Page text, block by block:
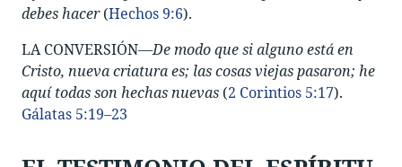
debes hacer(Hechos 9:6).
LA CONVERSIÓN—De modo que si alguno está en
Cristo, nueva criatura es; las cosas viejas pasaron; he
aquí todas son hechas nuevas (2 Corintios 5:17).
Gálatas 5:19–23